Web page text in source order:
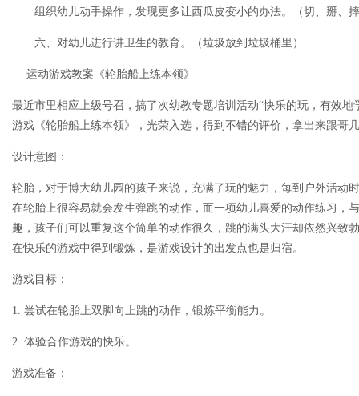
组织幼儿动手操作，发现更多让西瓜皮变小的办法。（切、掰、
六、对幼儿进行讲卫生的教育。（垃圾放到垃圾桶里）
运动游戏教案《轮胎船上练本领》
最近市里相应上级号召，搞了次幼教专题培训活动“快乐的玩，有效
游戏《轮胎船上练本领》，光荣入选，得到不错的评价，拿出来跟
设计意图：
轮胎，对于博大幼儿园的孩子来说，充满了玩的魅力，每到户外活动
在轮胎上很容易就会发生弹跳的动作，而一项幼儿喜爱的动作练习，
趣，孩子们可以重复这个简单的动作很久，跳的满头大汗却依然兴致
在快乐的游戏中得到锻炼，是游戏设计的出发点也是归宿。
游戏目标：
1. 尝试在轮胎上双脚向上跳的动作，锻炼平衡能力。
2. 体验合作游戏的快乐。
游戏准备：